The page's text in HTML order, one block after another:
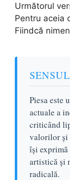
Următorul
Pentru aceia
Fiindcă
Piesa este
actuale a
criticând
valorilor și
își exprimă
artistică și
radicală.